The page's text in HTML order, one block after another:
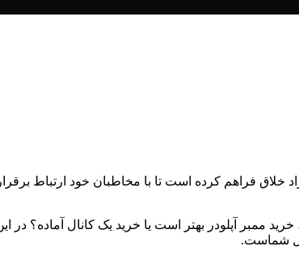
فراهم کرده است تا با مخاطبان خود ارتباط
ممبر آپلودر بهتر است یا خرید یک کانال آماده؟ در
شماست.